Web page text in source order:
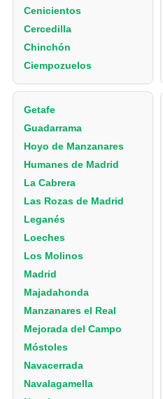
Cenicientos
Cercedilla
Chinchón
Ciempozuelos
Getafe
Guadarrama
Hoyo de Manzanares
Humanes de Madrid
La Cabrera
Las Rozas de Madrid
Leganés
Loeches
Los Molinos
Madrid
Majadahonda
Manzanares el Real
Mejorada del Campo
Móstoles
Navacerrada
Navalagamella